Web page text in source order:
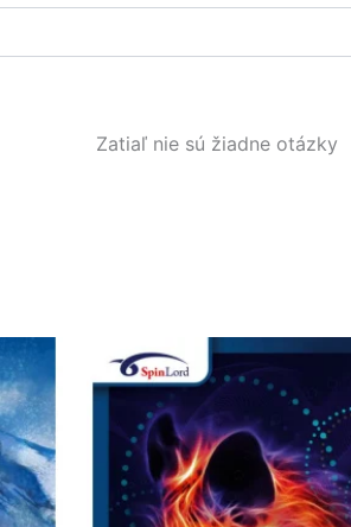
Zatiaľ nie sú žiadne otázky